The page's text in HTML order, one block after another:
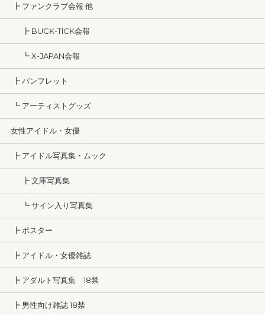
┣ ファンクラブ会報 他
┣ BUCK-TICK会報
┗ X-JAPAN会報
┣ パンフレット
┗ アーティストグッズ
女性アイドル・女優
┣ アイドル写真集・ムック
┣ 文庫写真集
┗ サイン入り写真集
┣ ポスター
┣ アイドル・女優雑誌
┣ アダルト写真集 18禁
┣ 男性向け雑誌 18禁